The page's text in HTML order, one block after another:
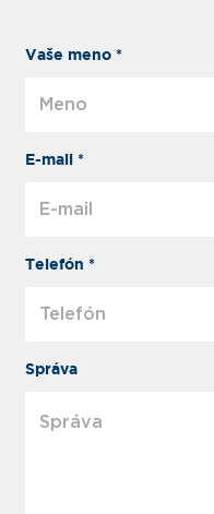
Vaše meno *
E-mail *
Telefón *
Správa